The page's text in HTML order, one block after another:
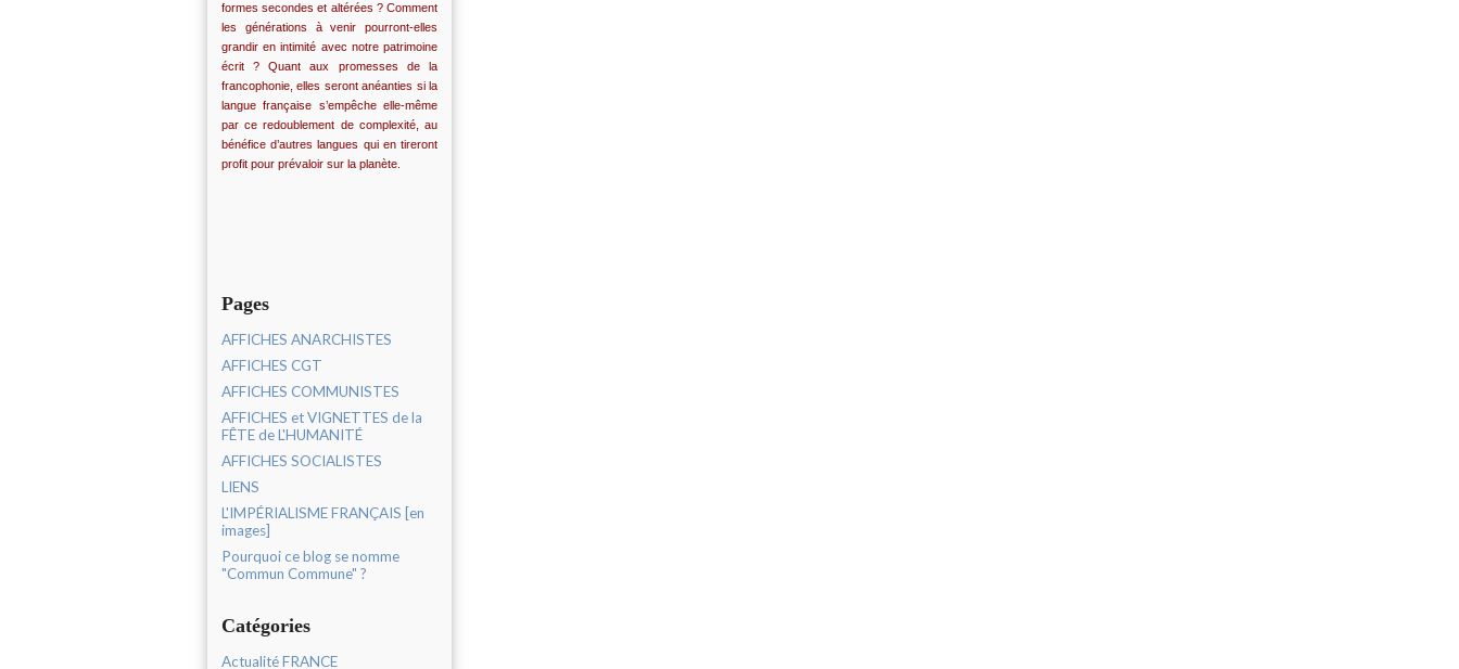
formes secondes et altérées ? Comment
les générations à venir pourront-elles
grandir en intimité avec notre patrimoine
écrit ? Quant aux promesses de la
francophonie, elles seront anéanties si la
langue française s’empêche elle-même
par ce redoublement de complexité, au
bénéfice d’autres langues qui en tireront
profit pour prévaloir sur la planète.
Pages
AFFICHES ANARCHISTES
AFFICHES CGT
AFFICHES COMMUNISTES
AFFICHES et VIGNETTES de la
FÊTE de L'HUMANITÉ
AFFICHES SOCIALISTES
LIENS
L'IMPÉRIALISME FRANÇAIS [en
images]
Pourquoi ce blog se nomme
"Commun Commune" ?
Catégories
Actualité FRANCE